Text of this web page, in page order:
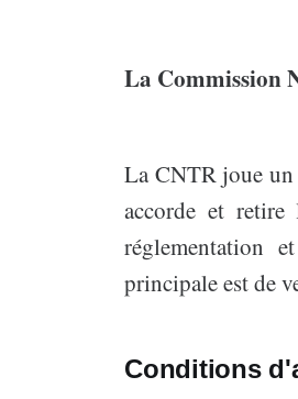
La Commission
La CNTR joue un
accorde et
réglementation
principale est de
Conditions